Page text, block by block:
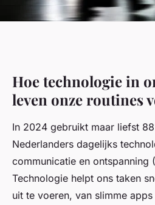
Hoe technologie in
leven onze routines
In 2024 gebruikt maar liefst
Nederlanders dagelijks
communicatie en ontspanning (
Technologie helpt ons taken
uit te voeren, van slimme